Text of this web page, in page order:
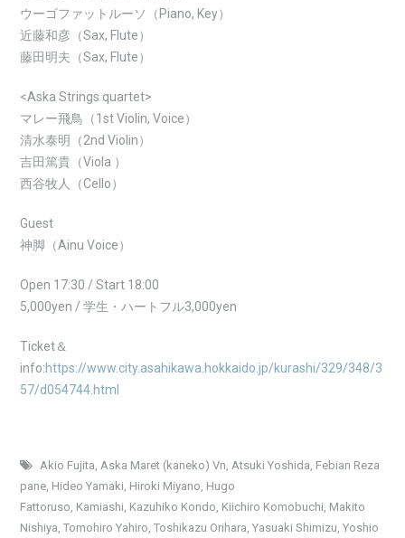
ウーゴファットルーソ（Piano, Key）
近藤和彦（Sax, Flute）
藤田明夫（Sax, Flute）
<Aska Strings quartet>
マレー飛鳥（1st Violin, Voice）
清水泰明（2nd Violin）
吉田篤貴（Viola ）
西谷牧人（Cello）
Guest
神脚（Ainu Voice）
Open 17:30 / Start 18:00
5,000yen / 学生・ハートフル3,000yen
Ticket＆
info:https://www.city.asahikawa.hokkaido.jp/kurashi/329/348/3
57/d054744.html
Akio Fujita Aska Maret (kaneko) Vn Atsuki Yoshida Febian Reza
pane Hideo Yamaki Hiroki Miyano Hugo
Fattoruso Kamiashi Kazuhiko Kondo Kiichiro Komobuchi Makito
Nishiya ,Tomohiro Yahiro ,Toshikazu Orihara ,Yasuaki Shimizu ,Yoshio